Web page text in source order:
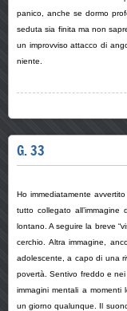
panico, anche se dormo
seduta sia finita ma non
un improvviso attacco di
niente.
G. 33
Ho immediatamente
tutto collegato
lontano. A seguire la breve
cerchio. Altra immagine,
adolescente, a capo di una
povertà. Sentivo freddo e nei
immagini mentali a momenti
un giorno qualunque. Il